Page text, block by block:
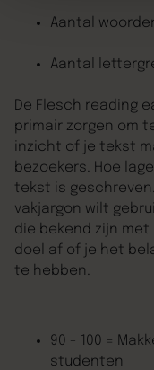
Aantal
Aantal
De Flesch reading
primair zorgen om
inzicht of je tekst
bezoekers. Hoe
tekst is
vakjargon wilt
die bekend zijn
doel af of je het
te hebben.
90 - 100 =
studenten